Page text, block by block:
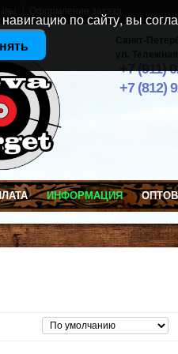
Санкт-
ул.
+7 (911)
+7 (812)
ИНФОРМАЦИЯ
по сайту, вы